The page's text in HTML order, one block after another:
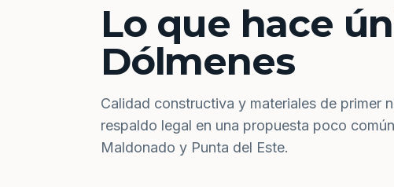
Lo que hace
Dólmenes
Calidad constructiva y materiales de primer
respaldo legal en una propuesta poco
Maldonado y Punta del Este.